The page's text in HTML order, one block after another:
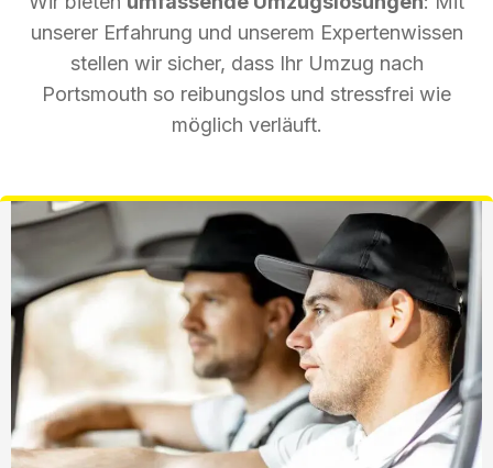
unserer Erfahrung und unserem Expertenwissen
stellen wir sicher, dass Ihr Umzug nach
Portsmouth so reibungslos und stressfrei wie
möglich verläuft.